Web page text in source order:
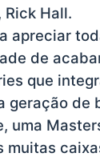
Rick Hall.
apreciar
de
que
geração
uma
muitas